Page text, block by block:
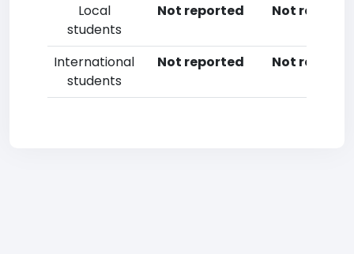
Local
students
Not reported Not
International
students
Not reported Not